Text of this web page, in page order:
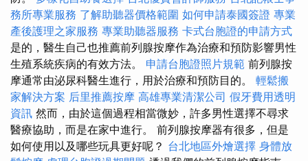
務所專業服務 了解助聽器價格範圍 如何申請泰國簽證 專業
產後護理之家服務 專業助聽器服務 卡式台胞證的申請方式
是的，醫生自己也推薦前列腺按摩作為治療和預防影響男性
生殖系統疾病的有效方法。 申請台胞證照片規範 前列腺按
摩通常由泌尿科醫生進行，用於治療和預防目的。 輕鬆搬
家解決方案 后里推薦按摩 高雄專業清潔公司 假牙費用透明
資訊 然而，由於這個過程相當微妙，許多男性選擇不尋求
醫療協助，而是在家中進行。 前列腺按摩器有很多，但是
如何使用以及哪些玩具更好呢？ 台北地區外燴選擇 身體放